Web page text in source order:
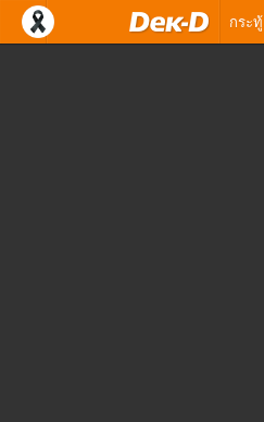
กระทู้